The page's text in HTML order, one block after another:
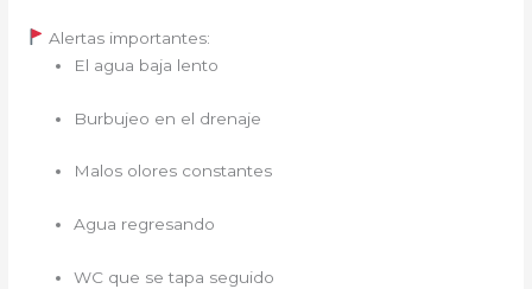
Alertas importantes:
El agua baja lento
Burbujeo en el drenaje
Malos olores constantes
Agua regresando
WC que se tapa seguido